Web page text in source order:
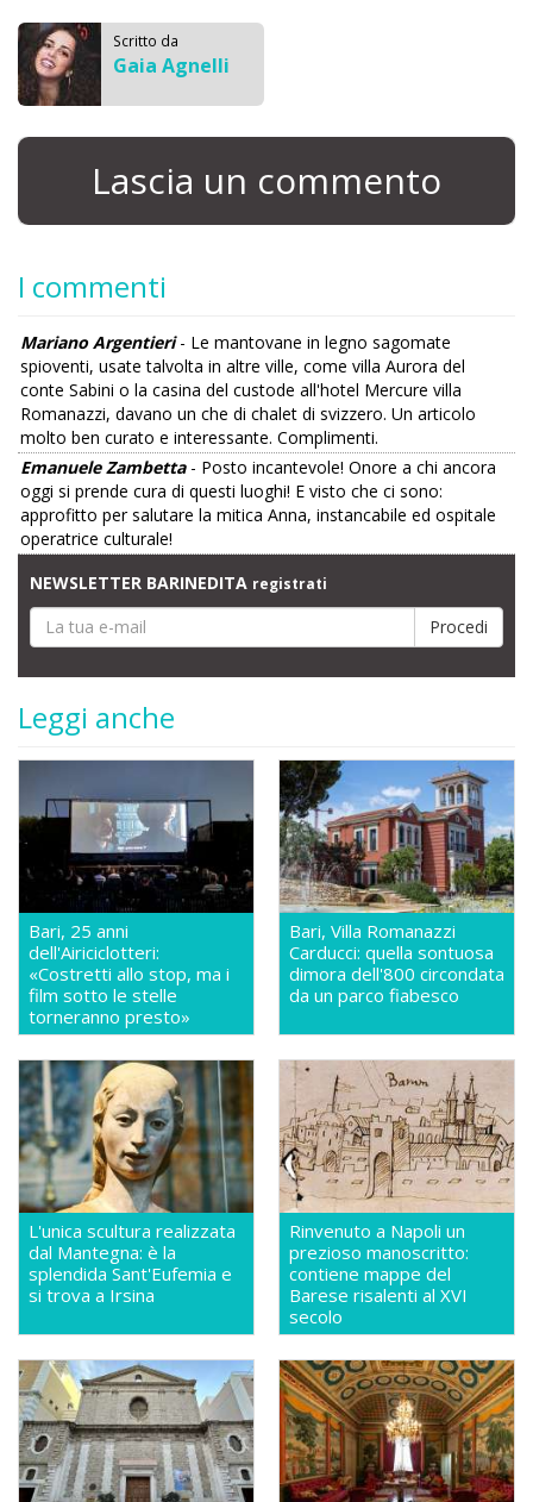
Scritto da
Gaia Agnelli
Lascia un commento
I commenti
Mariano Argentieri- Le mantovane in legno sagomate
spioventi, usate talvolta in altre ville, come villa Aurora del
conte Sabini o la casina del custode all'hotel Mercure villa
Romanazzi, davano un che di chalet di svizzero. Un articolo
molto ben curato e interessante. Complimenti.
Emanuele Zambetta- Posto incantevole! Onore a chi ancora
oggi si prende cura di questi luoghi! E visto che ci sono:
approfitto per salutare la mitica Anna, instancabile ed ospitale
operatrice culturale!
NEWSLETTER BARINEDITA registrati
Leggi anche
Bari, 25 anni
dell'Airiciclotteri:
«Costretti allo stop, ma i
film sotto le stelle
torneranno presto»
Bari, Villa Romanazzi
Carducci: quella sontuosa
dimora dell'800 circondata
da un parco fiabesco
L'unica scultura realizzata
dal Mantegna: è la
splendida Sant'Eufemia e
si trova a Irsina
Rinvenuto a Napoli un
prezioso manoscritto:
contiene mappe del
Barese risalenti al XVI
secolo